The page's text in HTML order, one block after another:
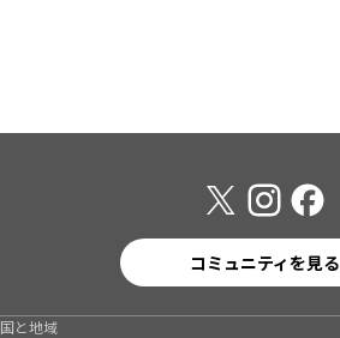
コミュニティを見る
国と地域